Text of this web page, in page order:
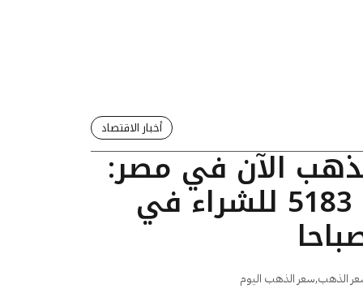
أخبار الاقتصاد
الآن في مصر:
عيار 24 يسجل 5183 للشراء في
الذهب,سعر الذهب اليوم